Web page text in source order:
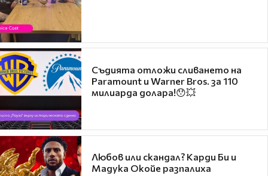
Съдията отложи сливането на
Paramount и Warner Bros. за 110
милиарда долара!😯💥
Любов или скандал? Карди Би и
Мадука Окойе разпалиха